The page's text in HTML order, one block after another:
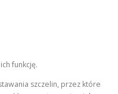
funkcję.
szczelin, przez które